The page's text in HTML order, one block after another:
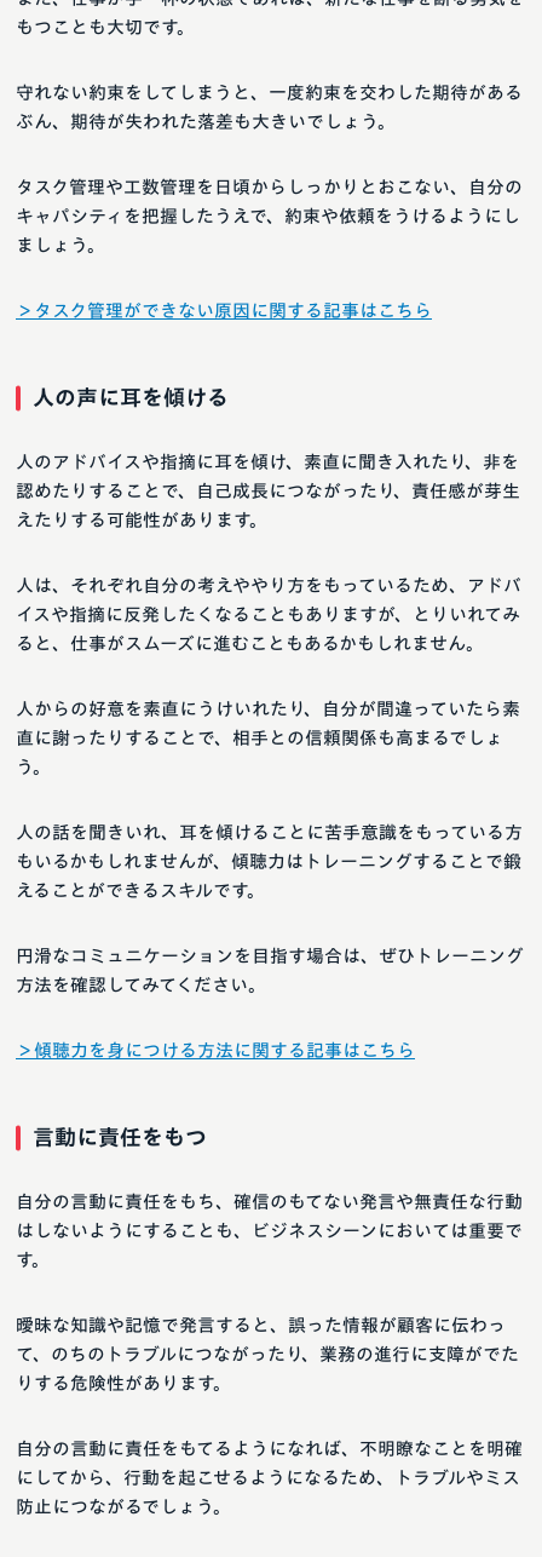
もつことも大切です。
守れない約束をしてしまうと、一度約束を交わした期待がある
ぶん、期待が失われた落差も大きいでしょう。
タスク管理や工数管理を日頃からしっかりとおこない、自分の
キャパシティを把握したうえで、約束や依頼をうけるようにし
ましょう。
＞タスク管理ができない原因に関する記事はこちら
人の声に耳を傾ける
人のアドバイスや指摘に耳を傾け、素直に聞き入れたり、非を
認めたりすることで、自己成長につながったり、責任感が芽生
えたりする可能性があります。
人は、それぞれ自分の考えややり方をもっているため、アドバ
イスや指摘に反発したくなることもありますが、とりいれてみ
ると、仕事がスムーズに進むこともあるかもしれません。
人からの好意を素直にうけいれたり、自分が間違っていたら素
直に謝ったりすることで、相手との信頼関係も高まるでしょ
う。
人の話を聞きいれ、耳を傾けることに苦手意識をもっている方
もいるかもしれませんが、傾聴力はトレーニングすることで鍛
えることができるスキルです。
円滑なコミュニケーションを目指す場合は、ぜひトレーニング
方法を確認してみてください。
＞傾聴力を身につける方法に関する記事はこちら
言動に責任をもつ
自分の言動に責任をもち、確信のもてない発言や無責任な行動
はしないようにすることも、ビジネスシーンにおいては重要で
す。
曖昧な知識や記憶で発言すると、誤った情報が顧客に伝わっ
て、のちのトラブルにつながったり、業務の進行に支障がでた
りする危険性があります。
自分の言動に責任をもてるようになれば、不明瞭なことを明確
にしてから、行動を起こせるようになるため、トラブルやミス
防止につながるでしょう。